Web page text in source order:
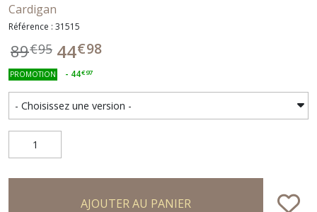
Cardigan
Référence : 31515
89€95 44€98
PROMOTION - 44€97
AJOUTER AU PANIER